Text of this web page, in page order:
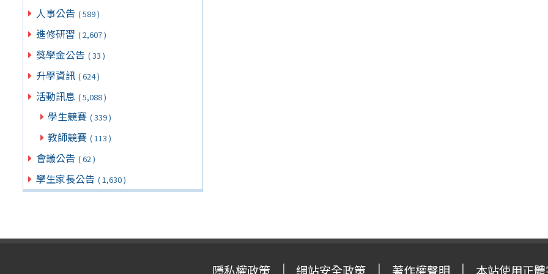
人事公告 ( 589 )
進修研習 ( 2,607 )
獎學金公告 ( 33 )
升學資訊 ( 624 )
活動訊息 ( 5,088 )
學生競賽 ( 339 )
教師競賽 ( 113 )
會議公告 ( 62 )
學生家長公告 ( 1,630 )
隱私權政策 網站安全政策 著作權聲明 本站使用正